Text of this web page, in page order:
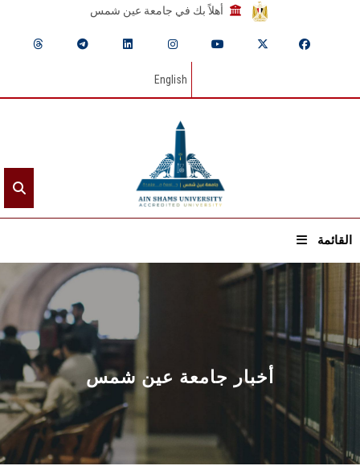
أهلاً بك في جامعة عين شمس
English
القائمة
الرئيسيـة
عن الجامعة
القطاعـات
الشئون الأكاديمية
البحث العلمي
أخبار جامعة عين شمس